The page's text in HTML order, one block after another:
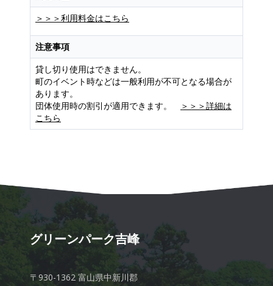
＞＞＞利用料金はこちら
注意事項
貸し切り使用はできません。
町のイベント時などは一般利用が不可となる場合が
あります。
団体使用時の割引が適用できます。
＞＞＞詳細は
こちら
グリーンパーク吉峰
〒930-1362 富山県中新川郡